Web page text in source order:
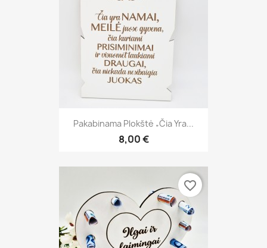
Pakabinama Plokštė „Čia Yra...
8,00 €
favorite_border